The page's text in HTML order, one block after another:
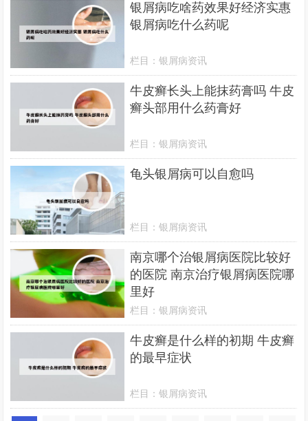
银屑病吃啥药效果好经济实惠
银屑病吃什么药呢
栏目：银屑病资讯
牛皮癣长头上能抹药膏吗 牛皮
癣头部用什么药膏好
栏目：银屑病资讯
龟头银屑病可以自愈吗
栏目：银屑病资讯
南京哪个治银屑病医院比较好
的医院 南京治疗银屑病医院哪
里好
栏目：银屑病资讯
牛皮癣是什么样的初期 牛皮癣
的最早症状
栏目：银屑病资讯